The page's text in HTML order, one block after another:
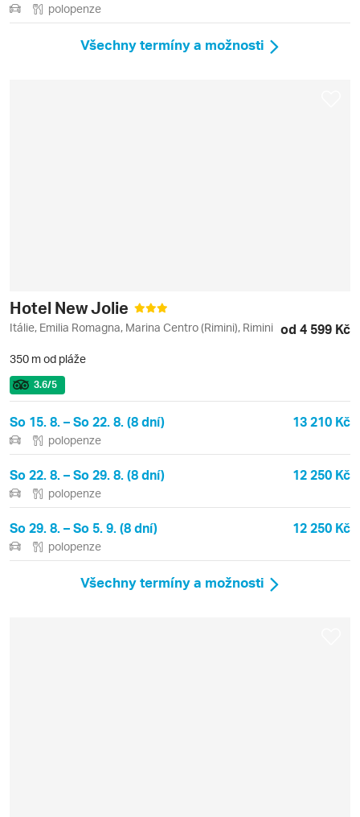
polopenze
Všechny termíny a možnosti
Hotel New Jolie
Itálie, Emilia Romagna, Marina Centro (Rimini), Rimini od 4 599 Kč
350 m od pláže
3.6/5
So 15. 8. – So 22. 8. (8 dní) 13 210 Kč
polopenze
So 22. 8. – So 29. 8. (8 dní) 12 250 Kč
polopenze
So 29. 8. – So 5. 9. (8 dní) 12 250 Kč
polopenze
Všechny termíny a možnosti